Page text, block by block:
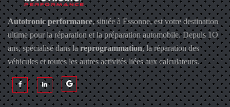
Autotronic performance, située à Essonne, est votre destination
ultime pour la réparation et la préparation automobile. Depuis 1O
ans, spécialisé dans lareprogrammation, la réparation des
véhicules et toutes les autres activités liées aux calculateurs.